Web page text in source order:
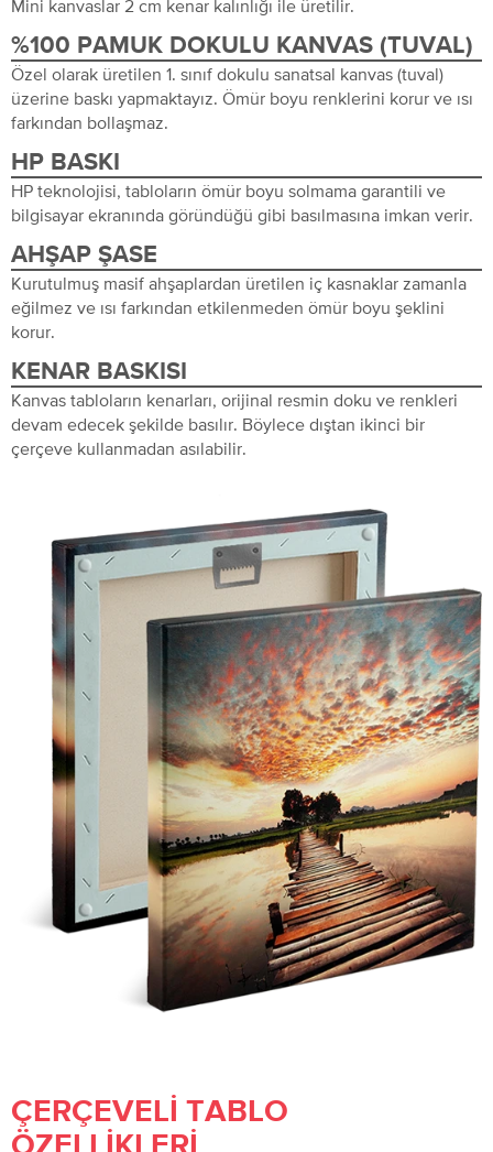
Mini kanvaslar 2 cm kenar kalınlığı ile üretilir.
%100 PAMUK DOKULU KANVAS (TUVAL)
Özel olarak üretilen 1. sınıf dokulu sanatsal kanvas (tuval)
üzerine baskı yapmaktayız. Ömür boyu renklerini korur ve ısı
farkından bollaşmaz.
HP BASKI
HP teknolojisi, tabloların ömür boyu solmama garantili ve
bilgisayar ekranında göründüğü gibi basılmasına imkan verir.
AHŞAP ŞASE
Kurutulmuş masif ahşaplardan üretilen iç kasnaklar zamanla
eğilmez ve ısı farkından etkilenmeden ömür boyu şeklini
korur.
KENAR BASKISI
Kanvas tabloların kenarları, orijinal resmin doku ve renkleri
devam edecek şekilde basılır. Böylece dıştan ikinci bir
çerçeve kullanmadan asılabilir.
ÇERÇEVELI TABLO